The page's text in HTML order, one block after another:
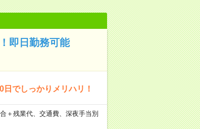
即日勤務可能
でしっかりメリハリ！
＋残業代、交通費、深夜手当別